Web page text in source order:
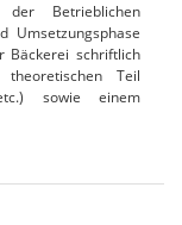
Betrieblichen
Umsetzungsphase
Bäckerei schriftlich
Teil
sowie einem